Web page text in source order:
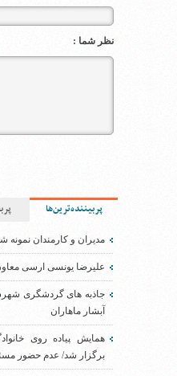
نظر شما :
پربیننده‌ترین‌ها
مدیران و کارمندان نمونه
علیرضا یونسی ارسی
جاذبه های گردشگری
آبشار ماهاران
همایش پیاده روی
برگزار شد/ عدم حضور